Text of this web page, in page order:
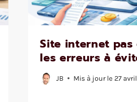
Site internet pas
les erreurs à
JB Mis à jour le 27